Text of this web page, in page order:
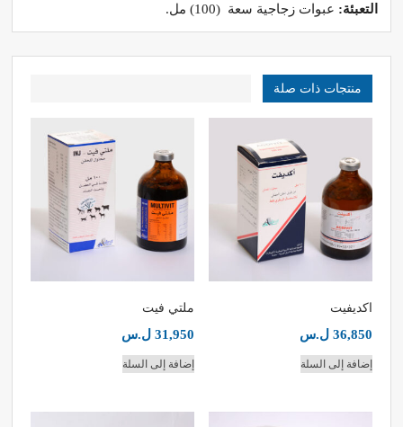
التعبئة: عبوات زجاجية سعة (100) مل.
منتجات ذات صلة
اكديفيت
36,850 ل.س
إضافة إلى السلة
ملتي فيت
31,950 ل.س
إضافة إلى السلة